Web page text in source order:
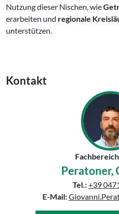
Nutzung dieser Nischen, wie
erarbeiten und regionale
unterstützen.
Kontakt
Peratoner,
Tel.:+39
E-Mail: